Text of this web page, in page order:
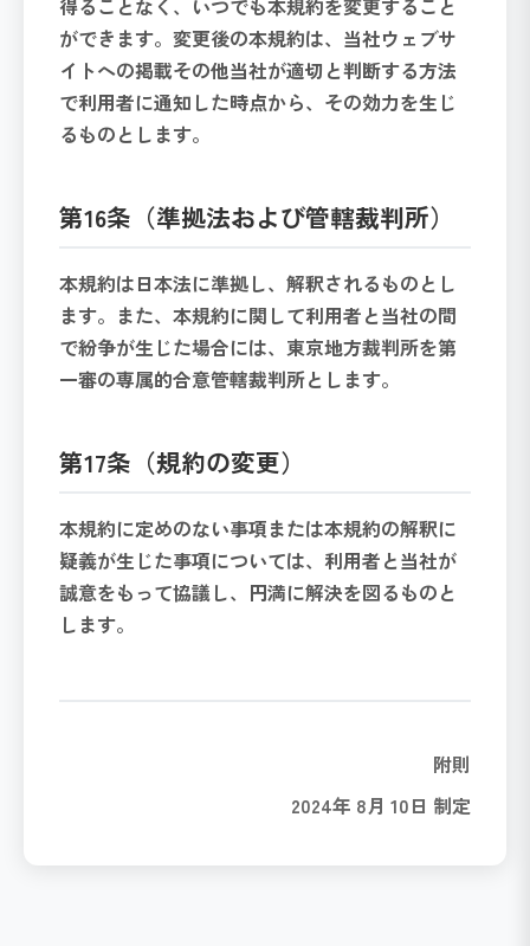
得ることなく、いつでも本規約を変更すること
ができます。変更後の本規約は、当社ウェブサ
イトへの掲載その他当社が適切と判断する方法
で利用者に通知した時点から、その効力を生じ
るものとします。
第16条（準拠法および管轄裁判所）
本規約は日本法に準拠し、解釈されるものとし
ます。また、本規約に関して利用者と当社の間
で紛争が生じた場合には、東京地方裁判所を第
一審の専属的合意管轄裁判所とします。
第17条（規約の変更）
本規約に定めのない事項または本規約の解釈に
疑義が生じた事項については、利用者と当社が
誠意をもって協議し、円満に解決を図るものと
します。
附則
2024年 8月 10日 制定